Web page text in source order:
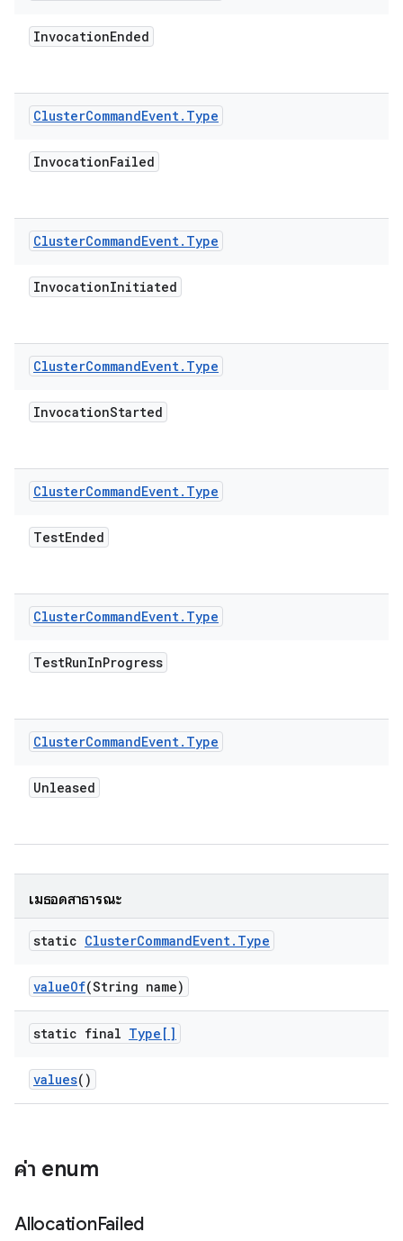
InvocationEnded
ClusterCommandEvent. Type
InvocationFailed
ClusterCommandEvent. Type
InvocationInitiated
ClusterCommandEvent. Type
InvocationStarted
ClusterCommandEvent. Type
TestEnded
ClusterCommandEvent. Type
TestRunInProgress
ClusterCommandEvent. Type
Unleased
เมธอดสาธารณะ
static ClusterCommandEvent. Type
valueOf(String name)
static final Type[]
values()
ค่า enum
AllocationFailed